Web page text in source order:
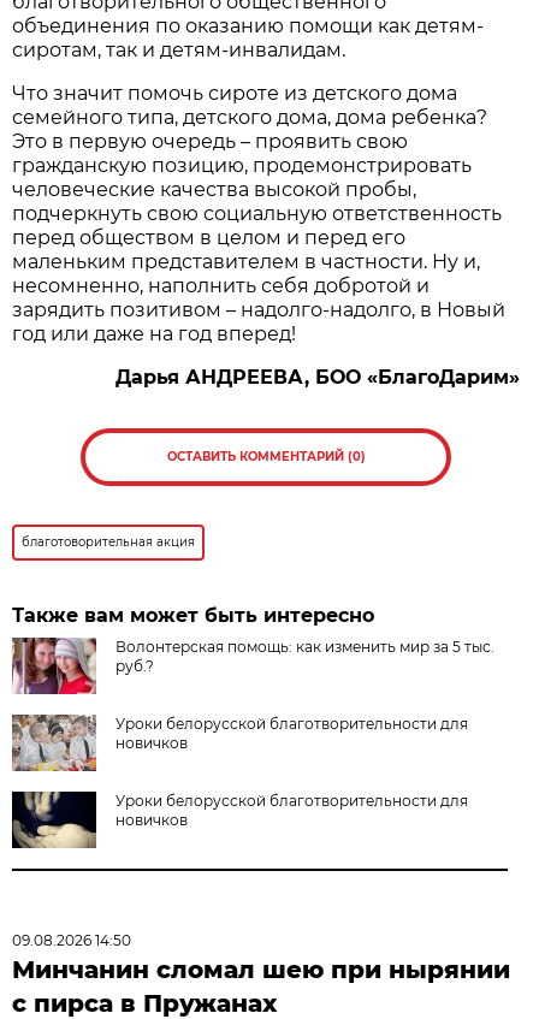
объединения по оказанию помощи как детям-
сиротам, так и детям-инвалидам.
Что значит помочь сироте из детского дома
семейного типа, детского дома, дома ребенка?
Это в первую очередь – проявить свою
гражданскую позицию, продемонстрировать
человеческие качества высокой пробы,
подчеркнуть свою социальную ответственность
перед обществом в целом и перед его
маленьким представителем в частности. Ну и,
несомненно, наполнить себя добротой и
зарядить позитивом – надолго-надолго, в Новый
год или даже на год вперед!
Дарья АНДРЕЕВА, БОО «БлагоДарим»
ОСТАВИТЬ КОММЕНТАРИЙ (0)
благотоворительная акция
Также вам может быть интересно
Волонтерская помощь: как изменить мир за 5 тыс.
руб.?
Уроки белорусской благотворительности для
новичков
Уроки белорусской благотворительности для
новичков
09.08.2026 14:50
Минчанин сломал шею при нырянии
с пирса в Пружанах